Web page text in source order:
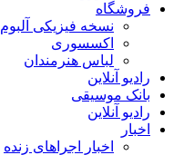
فروشگاه
نسخه فیزیکی آلبوم
اکسسوری
لباس هنرمندان
رادیو آنلاین
بانک موسیقی
رادیو آنلاین
اخبار
اخبار اجراهای زنده